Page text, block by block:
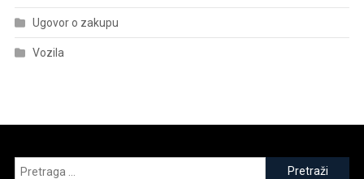
Ugovor o zakupu
Vozila
Pretraga